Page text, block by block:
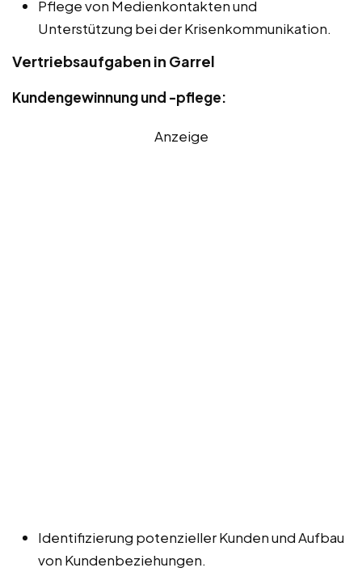
Pflege von Medienkontakten und
Unterstützung bei der Krisenkommunikation.
Vertriebsaufgaben in Garrel
Kundengewinnung und -pflege:
Anzeige
Identifizierung potenzieller Kunden und Aufbau
von Kundenbeziehungen.